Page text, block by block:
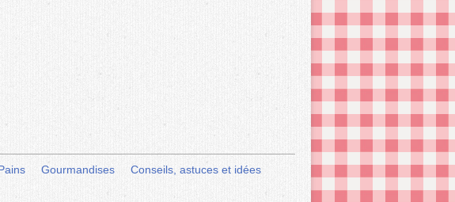
Gourmandises Conseils, astuces et idées